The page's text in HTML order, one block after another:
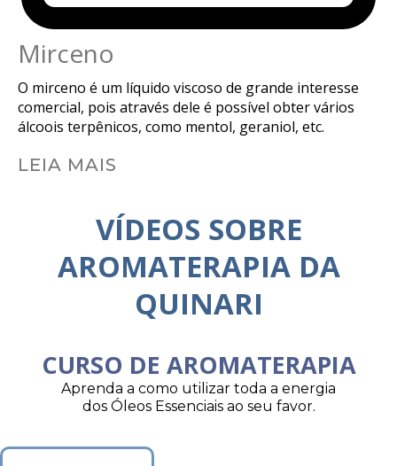
Mirceno
O mirceno é um líquido viscoso de grande interesse
comercial, pois através dele é possível obter vários
álcoois terpênicos, como mentol, geraniol, etc.
LEIA MAIS
VÍDEOS SOBRE
AROMATERAPIA DA
QUINARI
CURSO DE AROMATERAPIA
Aprenda a como utilizar toda a energia
dos Óleos Essenciais ao seu favor.